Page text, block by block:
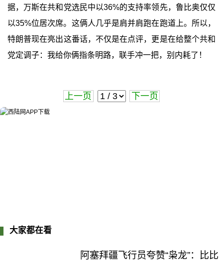
据，万斯在共和党选民中以36%的支持率领先，鲁比奥仅仅
以35%位居次席。这俩人几乎是肩并肩跑在跑道上。所以，
特朗普现在亮出这番话，不仅是在点评，更是在给整个共和
党定调子：我给你俩指条明路，联手冲一把，别内耗了！
上一页 下一页
大家都在看
阿塞拜疆飞行员夸赞“枭龙”：比比